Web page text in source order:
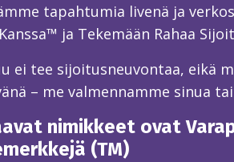
tapahtumia livenä ja
ja Tekemään Rahaa
ei tee sijoitusneuvontaa, eikä
– me valmennamme sinua
nimikkeet ovat
(TM)